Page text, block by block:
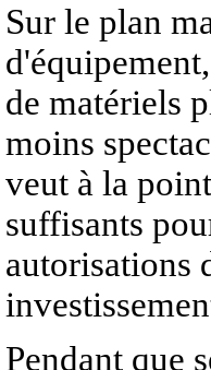
Sur le plan
de matériels
moins
veut à la
suffisants
autorisations
Pendant que